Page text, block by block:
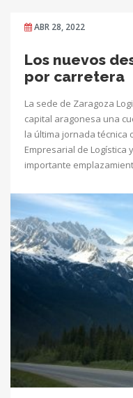
ABR 28, 2022
Los nuevos
por carretera
La sede de Zaragoza
capital aragonesa una
la última jornada técnica
Empresarial de Logística
importante